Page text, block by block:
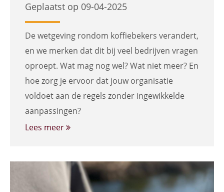
Geplaatst op 09-04-2025
De wetgeving rondom koffiebekers verandert,
en we merken dat dit bij veel bedrijven vragen
oproept. Wat mag nog wel? Wat niet meer? En
hoe zorg je ervoor dat jouw organisatie
voldoet aan de regels zonder ingewikkelde
aanpassingen?
Lees meer